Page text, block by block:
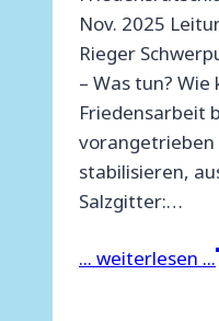
Nov. 2025
Rieger
– Was tun?
Friedensarbeit
vorangetrieben
stabilisieren,
Salzgitter:…
... weiterlesen ...